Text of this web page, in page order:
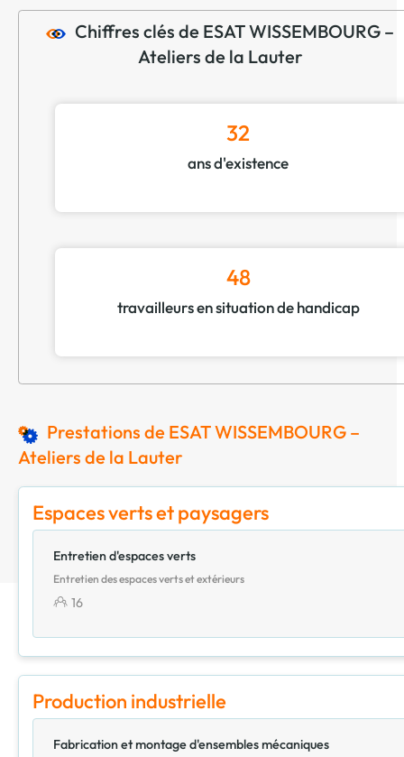
Chiffres clés de ESAT WISSEMBOURG –
Ateliers de la Lauter
32
ans d'existence
48
travailleurs en situation de handicap
Prestations de ESAT WISSEMBOURG –
Ateliers de la Lauter
Espaces verts et paysagers
Entretien d'espaces verts
Entretien des espaces verts et extérieurs
16
Production industrielle
Fabrication et montage d'ensembles mécaniques